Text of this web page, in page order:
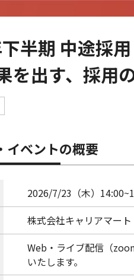
半期 中途採
を出す、採用
イベントの概要
2026/7/23（木）
株式会社キャリアマート
Web・ライブ配信（
いたします。